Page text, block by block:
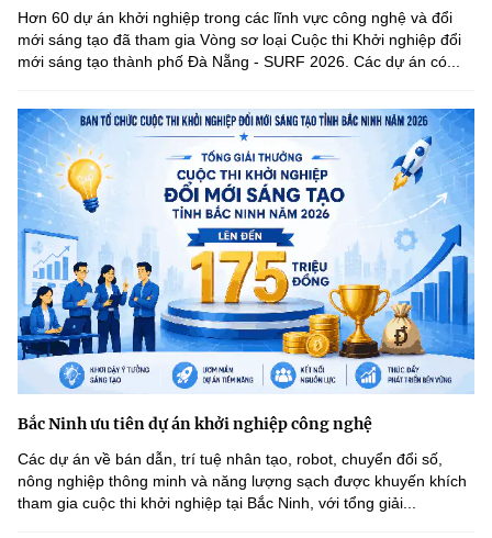
website này)
Hơn 60 dự án khởi nghiệp trong các lĩnh vực công nghệ và đổi
mới sáng tạo đã tham gia Vòng sơ loại Cuộc thi Khởi nghiệp đổi
mới sáng tạo thành phố Đà Nẵng - SURF 2026. Các dự án có...
Bắc Ninh ưu tiên dự án khởi nghiệp công nghệ
Các dự án về bán dẫn, trí tuệ nhân tạo, robot, chuyển đổi số,
nông nghiệp thông minh và năng lượng sạch được khuyến khích
tham gia cuộc thi khởi nghiệp tại Bắc Ninh, với tổng giải...